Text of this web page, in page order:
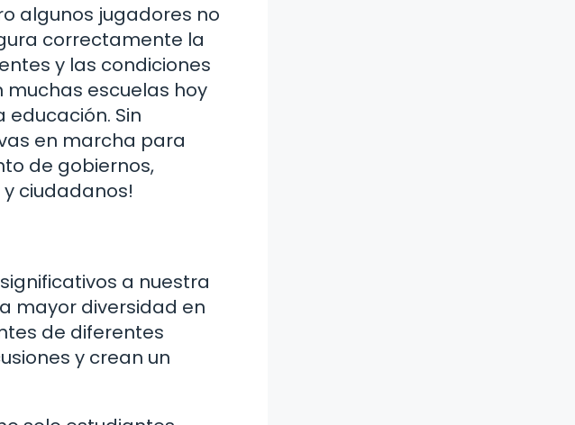
algunos jugadores no
correctamente la
y las condiciones
escuelas hoy
Sin
en marcha para
de gobiernos,
ciudadanos!
a nuestra
mayor diversidad en
de diferentes
y crean un